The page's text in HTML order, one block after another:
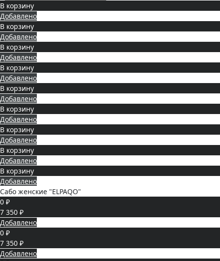
В корзину
Добавлено
В корзину
Добавлено
В корзину
Добавлено
В корзину
Добавлено
В корзину
Добавлено
В корзину
Добавлено
В корзину
Добавлено
В корзину
Добавлено
В корзину
Добавлено
Сабо женские "ELPAQO"
0 ₽
7 350 ₽
Добавлено
0 ₽
7 350 ₽
Добавлено